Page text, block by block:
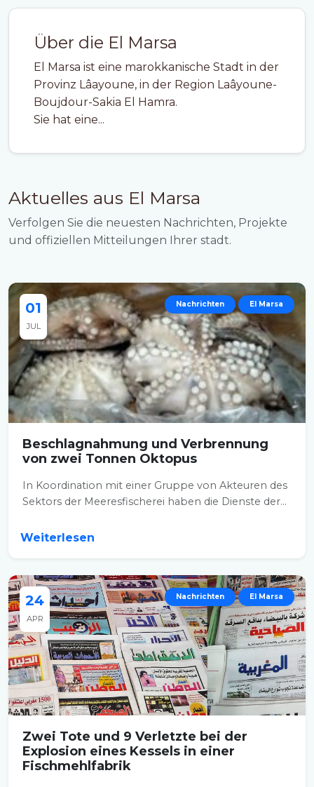
Über die El Marsa
El Marsa ist eine marokkanische Stadt in der
Provinz Lâayoune, in der Region Laâyoune-
Boujdour-Sakia El Hamra.
Sie hat eine...
Aktuelles aus El Marsa
Verfolgen Sie die neuesten Nachrichten, Projekte
und offiziellen Mitteilungen Ihrer stadt.
01
JUL
Nachrichten El Marsa
Beschlagnahmung und Verbrennung
von zwei Tonnen Oktopus
In Koordination mit einer Gruppe von Akteuren des
Sektors der Meeresfischerei haben die Dienste der...
Weiterlesen
24
APR
Nachrichten El Marsa
Zwei Tote und 9 Verletzte bei der
Explosion eines Kessels in einer
Fischmehlfabrik